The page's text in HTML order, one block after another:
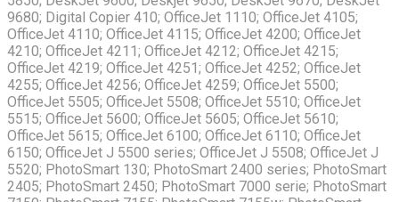
9680; Digital Copier 410; OfficeJet 1110; OfficeJet 4105;
OfficeJet 4110; OfficeJet 4115; OfficeJet 4200; OfficeJet
4210; OfficeJet 4211; OfficeJet 4212; OfficeJet 4215;
OfficeJet 4219; OfficeJet 4251; OfficeJet 4252; OfficeJet
4255; OfficeJet 4256; OfficeJet 4259; OfficeJet 5500;
OfficeJet 5505; OfficeJet 5508; OfficeJet 5510; OfficeJet
5515; OfficeJet 5600; OfficeJet 5605; OfficeJet 5610;
OfficeJet 5615; OfficeJet 6100; OfficeJet 6110; OfficeJet
6150; OfficeJet J 5500 series; OfficeJet J 5508; OfficeJet J
5520; PhotoSmart 130; PhotoSmart 2400 series; PhotoSmart
2405; PhotoSmart 2450; PhotoSmart 7000 serie; PhotoSmart